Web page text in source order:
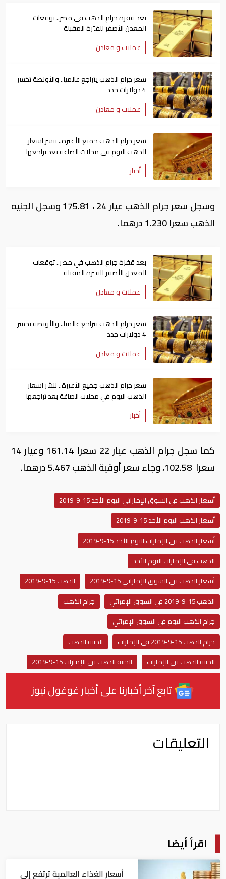
بعد قفزة جرام الذهب في مصر.. توقعات
المعدن الأصفر للفترة المقبلة
عملات و معادن
سعر جرام الذهب يتراجع عالميا.. والأونصة تخسر
4 دولارات جدد
عملات و معادن
سعر جرام الذهب جميع الأعيرة.. ننشر اسعار
الذهب اليوم في محلات الصاغة بعد تراجعها
أخبار
وسجل سعر جرام الذهب عيار 24 ، 175.81 وسجل الجنيه
الذهب سعرًا 1.230 درهما.
بعد قفزة جرام الذهب في مصر.. توقعات
المعدن الأصفر للفترة المقبلة
عملات و معادن
سعر جرام الذهب يتراجع عالميا.. والأونصة تخسر
4 دولارات جدد
عملات و معادن
سعر جرام الذهب جميع الأعيرة.. ننشر اسعار
الذهب اليوم في محلات الصاغة بعد تراجعها
أخبار
كما سجل جرام الذهب عيار 22 سعرا 161.14 وعيار 14
سعرا 102.58، وجاء سعر أوقية الذهب 5.467 درهما.
أسعار الذهب في السوق الإماراتي اليوم الأحد 15-9-2019
أسعار الذهب اليوم الأحد 15-9-2019
أسعار الذهب في الإمارات اليوم الأحد 15-9-2019
الذهب في الإمارات اليوم الأحد
أسعار الذهب في السوق الإماراتي 15-9-2019
الذهب 15-9-2019
الذهب 15-9-2019 في السوق الإمراتي
جرام الذهب
جرام الذهب اليوم في السوق الإمراتي
جرام الذهب 15-9-2019 في الإمارات
الجنية الذهب
الجنية الذهب في الإمارات
الجنية الذهب في الإمارات 15-9-2019
تابع آخر أخبارنا على أخبار غوغول نيوز
التعليقات
اقرأ أيضا
أسعار الغذاء العالمية ترتفع إلى